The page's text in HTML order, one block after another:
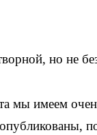
но не
мы имеем